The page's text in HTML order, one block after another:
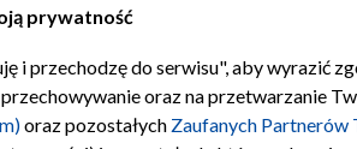
Regulamin TVP
prywatność
i przechodzę do serwisu", aby wyrazić
oraz na przetwarzanie
oraz pozostałych Zaufanych Partnerów